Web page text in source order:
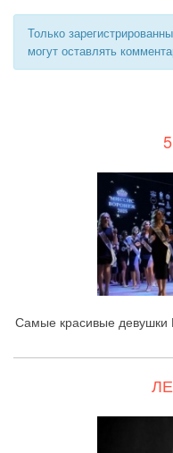
Только
могут оставлять
Самые красивые девушки